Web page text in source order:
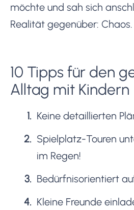
möchte und sah sich
Realität gegenüber: Chaos.
10 Tipps für den
Alltag mit Kindern
Keine detaillierten
Spielplatz-Touren
im Regen!
Bedürfnisorientiert
Kleine Freunde